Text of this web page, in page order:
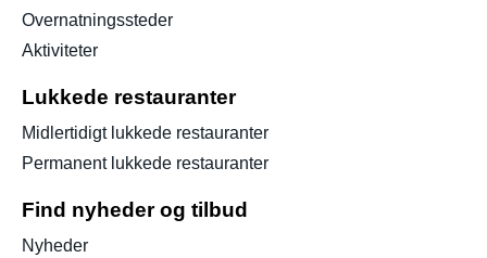
Overnatningssteder
Aktiviteter
Lukkede restauranter
Midlertidigt lukkede restauranter
Permanent lukkede restauranter
Find nyheder og tilbud
Nyheder